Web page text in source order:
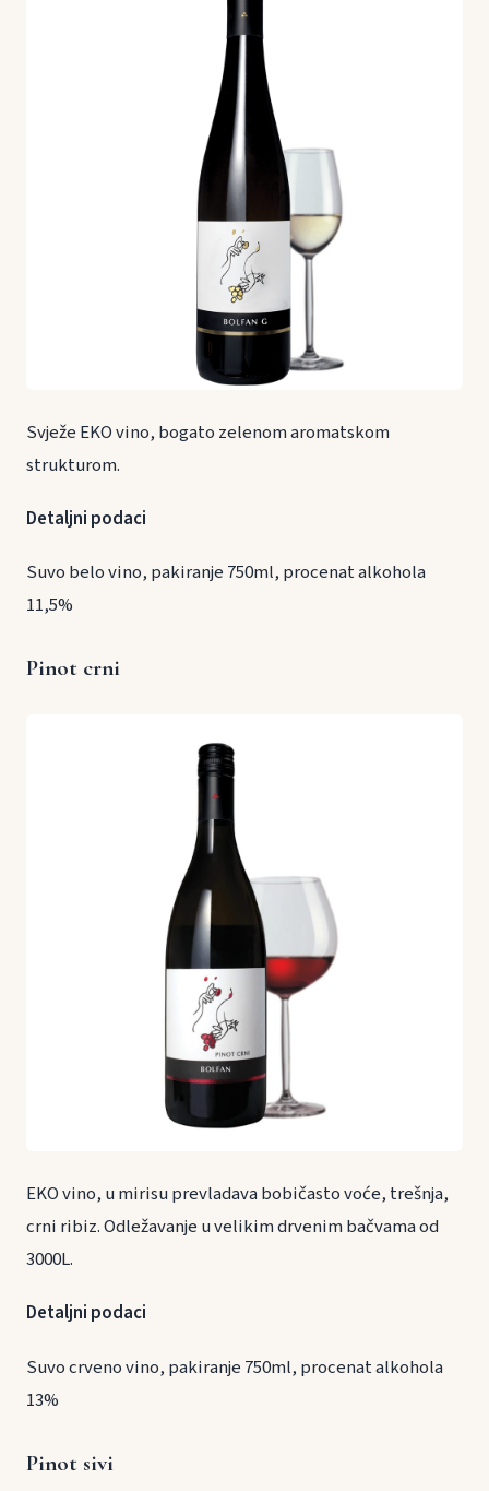
Svježe EKO vino, bogato zelenom aromatskom
strukturom.
Detaljni podaci
Suvo belo vino, pakiranje 750ml, procenat alkohola
11,5%
Pinot crni
EKO vino, u mirisu prevladava bobičasto voće, trešnja,
crni ribiz. Odležavanje u velikim drvenim bačvama od
3000L.
Detaljni podaci
Suvo crveno vino, pakiranje 750ml, procenat alkohola
13%
Pinot sivi